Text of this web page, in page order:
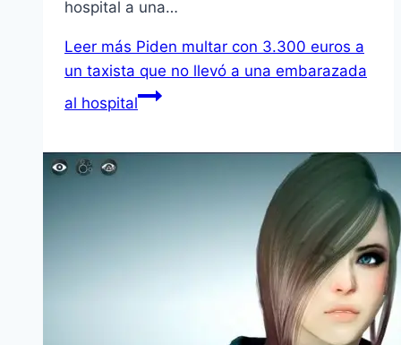
hospital a una…
Leer más Piden multar con 3.300 euros a
un taxista que no llevó a una embarazada
al hospital